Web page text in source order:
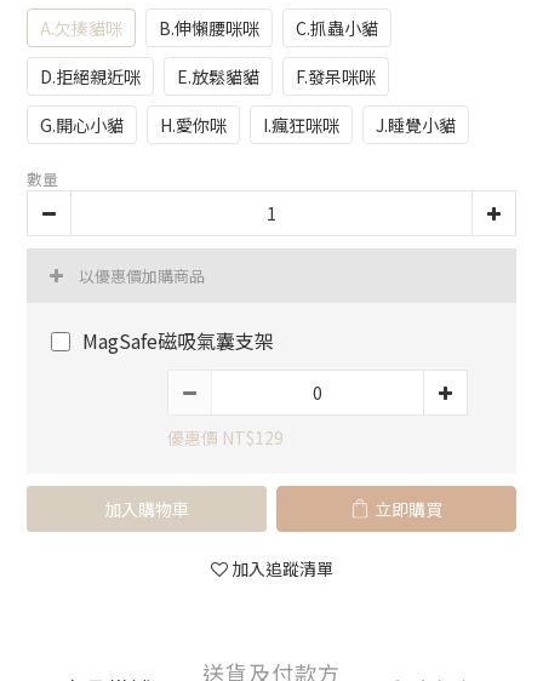
A.欠揍貓咪 B.伸懶腰咪咪
C.抓蟲小貓
D.拒絕親近咪
E.放鬆貓貓
F.發呆咪咪
G.開心小貓
H.愛你咪 I.瘋狂咪咪 J.睡覺小貓
數量
以優惠價加購商品
MagSafe磁吸氣囊支架
優惠價 NT$129
加入購物車 立即購買
加入追蹤清單
送貨及付款方